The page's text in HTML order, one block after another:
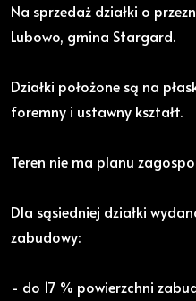
Na sprzedaż działki o
Lubowo, gmina Stargard.
Działki położone są na
foremny i ustawny kształt.
Teren nie ma planu
Dla sąsiedniej działki
zabudowy:
- do 17 % powierzchni